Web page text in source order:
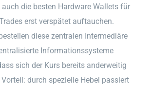
die besten Hardware Wallets für
erst verspätet auftauchen.
diese zentralen Intermediäre
Informationssysteme
sich der Kurs bereits anderweitig
durch spezielle Hebel passiert